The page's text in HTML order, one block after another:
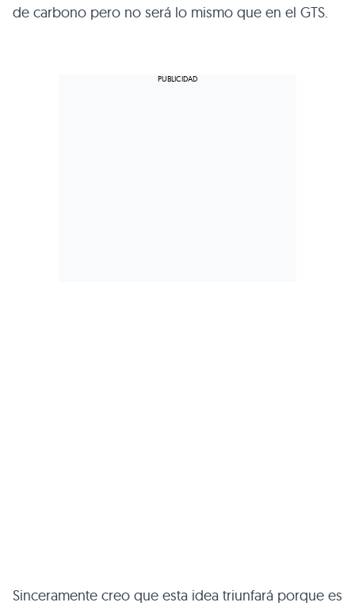
de carbono pero no será lo mismo que en el GTS.
Sinceramente creo que esta idea triunfará porque es